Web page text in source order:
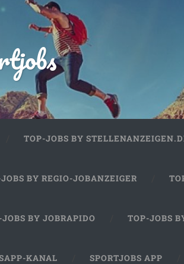
TOP-JOBS BY
BY REGIO-JOBANZEIGER
JOBS BY JOBRAPIDO TOP-JOBS
KANAL SPORTJOBS APP